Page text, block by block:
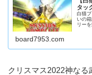
タッ
白猫
いの
リー
とで
board7953.com
クリスマス2022神なる